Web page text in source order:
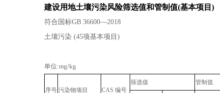
建设用地土壤污染风险筛选值和管制值(基本项目)
符合国标GB 36600—2018
土壤污染 (45项基本项目)
单位:mg/kg
序号 污染物项目 CAS 编号
筛选值 管制值